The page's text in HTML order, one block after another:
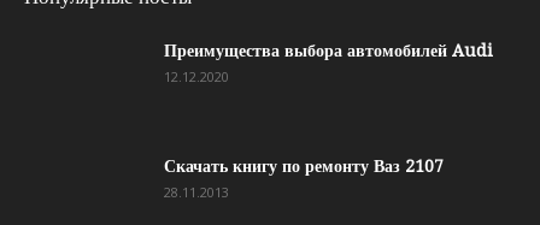
Преимущества выбора автомобилей Audi
12.12.2020
Скачать книгу по ремонту Ваз 2107
28.11.2013